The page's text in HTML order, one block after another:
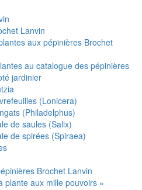
Lanvin
aux pépinières Brochet
au catalogue des pépinières
jardinier
(Lonicera)
(Philadelphus)
de saules (Salix)
de spirées (Spiraea)
Brochet Lanvin
plante aux mille pouvoirs »